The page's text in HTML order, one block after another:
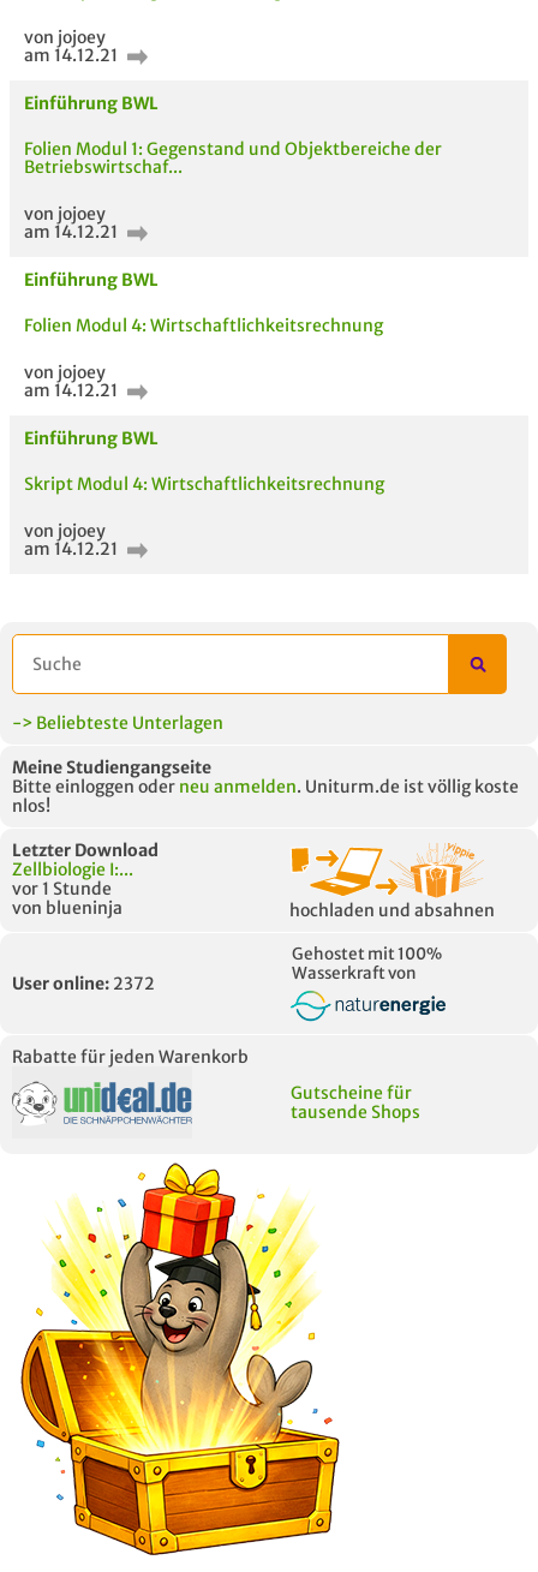
von jojoey
am 14.12.21
Einführung BWL
Folien Modul 1: Gegenstand und Objektbereiche der
Betriebswirtschaf...
von jojoey
am 14.12.21
Einführung BWL
Folien Modul 4: Wirtschaftlichkeitsrechnung
von jojoey
am 14.12.21
Einführung BWL
Skript Modul 4: Wirtschaftlichkeitsrechnung
von jojoey
am 14.12.21
-> Beliebteste Unterlagen
Meine Studiengangseite
Bitte einloggen oder neu anmelden. Uniturm.de ist völlig koste
nlos!
Letzter Download
Zellbiologie I:...
vor 1 Stunde
von blueninja
hochladen und absahnen
User online: 2372
Gehostet mit 100%
Wasserkraft von
Rabatte für jeden Warenkorb
Gutscheine für
tausende Shops